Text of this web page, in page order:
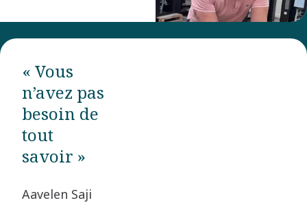
« Vous
n’avez pas
besoin de
tout
savoir »
Aavelen Saji